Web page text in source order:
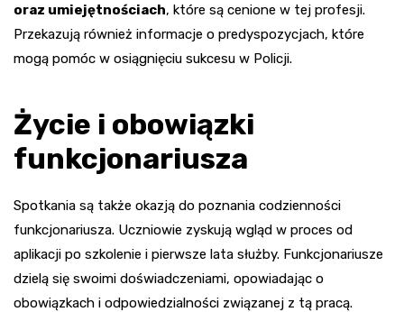
oraz umiejętnościach, które są cenione w tej profesji.
Przekazują również informacje o predyspozycjach, które
mogą pomóc w osiągnięciu sukcesu w Policji.
Życie i obowiązki
funkcjonariusza
Spotkania są także okazją do poznania codzienności
funkcjonariusza. Uczniowie zyskują wgląd w proces od
aplikacji po szkolenie i pierwsze lata służby. Funkcjonariusze
dzielą się swoimi doświadczeniami, opowiadając o
obowiązkach i odpowiedzialności związanej z tą pracą.